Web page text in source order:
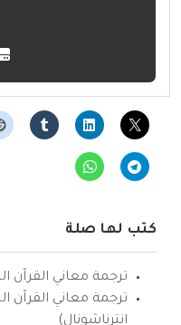
كتب لها صلة
ترجمة معاني القرآن
ترجمة معاني القرآن
انترناشونال)